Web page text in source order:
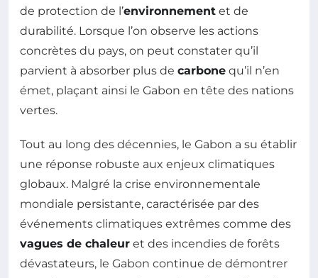
de protection de l’environnement et de
durabilité. Lorsque l’on observe les actions
concrètes du pays, on peut constater qu’il
parvient à absorber plus de carbone qu’il n’en
émet, plaçant ainsi le Gabon en tête des nations
vertes.
Tout au long des décennies, le Gabon a su établir
une réponse robuste aux enjeux climatiques
globaux. Malgré la crise environnementale
mondiale persistante, caractérisée par des
événements climatiques extrêmes comme des
vagues de chaleur et des incendies de forêts
dévastateurs, le Gabon continue de démontrer